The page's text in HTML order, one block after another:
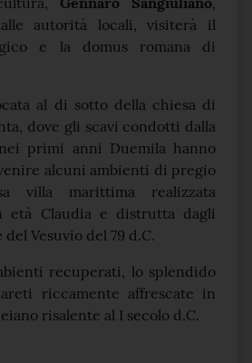
autorità locali, visiterà il
e la domus romana di
al di sotto della chiesa di
dove gli scavi condotti dalla
primi anni Duemila hanno
alcuni ambienti di pregio
villa marittima realizzata
età Claudia e distrutta dagli
Vesuvio del 79 d.C.
recuperati, lo splendido
riccamente affrescate in
risalente al I secolo d.C.